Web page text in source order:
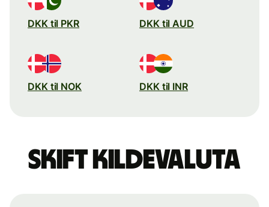
DKK til PKR DKK til AUD
DKK til NOK DKK til INR
Skift kildevaluta